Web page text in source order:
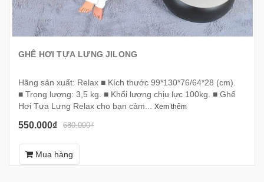
GHÊ HƠI TỰA LƯNG JILONG
Hãng sản xuất: Relax ■ Kích thước 99*130*76/64*28 (cm).
■ Trọng lượng: 3,5 kg. ■ Khối lượng chịu lực 100kg. ■ Ghế
Hơi Tựa Lưng Relax cho bạn cảm... Xem thêm
550.000₫ 680.000₫
Mua hàng